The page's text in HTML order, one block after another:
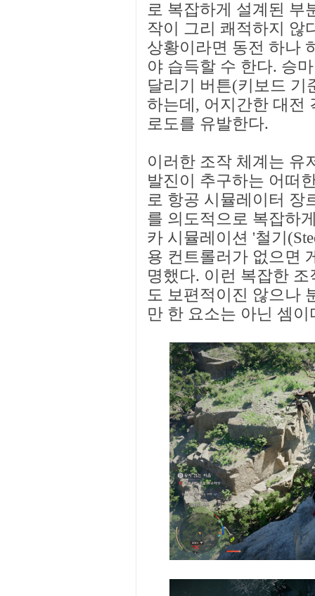
로 복잡하게 설계된 부
작이 그리 쾌적하지 않
상황이라면 동전 하나
야 습득할 수 한다. 승
달리기 버튼(키보드 기
하는데, 어지간한 대전
로도를 유발한다.
이러한 조작 체계는 유
발진이 추구하는 어떠
로 항공 시뮬레이터 장
를 의도적으로 복잡하
카 시뮬레이션 '철기
용 컨트롤러가 없으면
명했다. 이런 복잡한
도 보편적이진 않으나
만 한 요소는 아닌 셈이